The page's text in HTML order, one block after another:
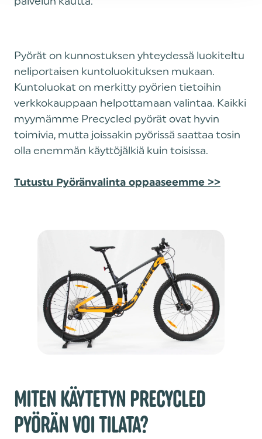
Pyörät on kunnostuksen yhteydessä luokiteltu
neliportaisen kuntoluokituksen mukaan.
Kuntoluokat on merkitty pyörien tietoihin
verkkokauppaan helpottamaan valintaa. Kaikki
myymämme Precycled pyörät ovat hyvin
toimivia, mutta joissakin pyörissä saattaa tosin
olla enemmän käyttöjälkiä kuin toisissa.
Tutustu Pyöränvalinta oppaaseemme >>
MITEN KÄYTETYN PRECYCLED
PYÖRÄN VOI TILATA?